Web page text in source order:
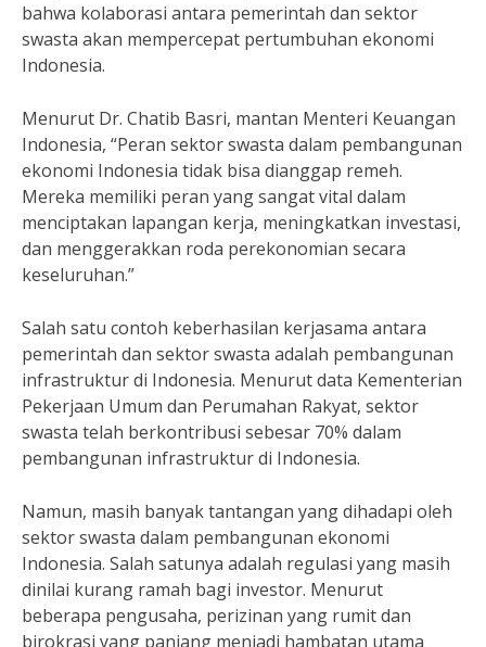
bahwa kolaborasi antara pemerintah dan sektor
swasta akan mempercepat pertumbuhan ekonomi
Indonesia.
Menurut Dr. Chatib Basri, mantan Menteri Keuangan
Indonesia, “Peran sektor swasta dalam pembangunan
ekonomi Indonesia tidak bisa dianggap remeh.
Mereka memiliki peran yang sangat vital dalam
menciptakan lapangan kerja, meningkatkan investasi,
dan menggerakkan roda perekonomian secara
keseluruhan.”
Salah satu contoh keberhasilan kerjasama antara
pemerintah dan sektor swasta adalah pembangunan
infrastruktur di Indonesia. Menurut data Kementerian
Pekerjaan Umum dan Perumahan Rakyat, sektor
swasta telah berkontribusi sebesar 70% dalam
pembangunan infrastruktur di Indonesia.
Namun, masih banyak tantangan yang dihadapi oleh
sektor swasta dalam pembangunan ekonomi
Indonesia. Salah satunya adalah regulasi yang masih
dinilai kurang ramah bagi investor. Menurut
beberapa pengusaha, perizinan yang rumit dan
birokrasi yang panjang menjadi hambatan utama